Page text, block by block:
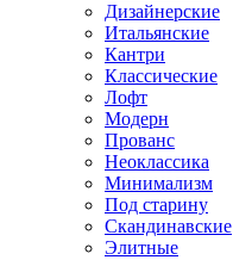
Дизайнерские
Итальянские
Кантри
Классические
Лофт
Модерн
Прованс
Неоклассика
Минимализм
Под старину
Скандинавские
Элитные